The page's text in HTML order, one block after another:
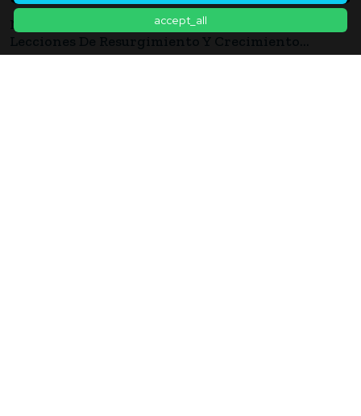
accept_all
No Decidas Tu Vida Solo Por El Marcador Actual:
Lecciones De Resurgimiento Y Crecimiento
Aprendidas Del Fútbol